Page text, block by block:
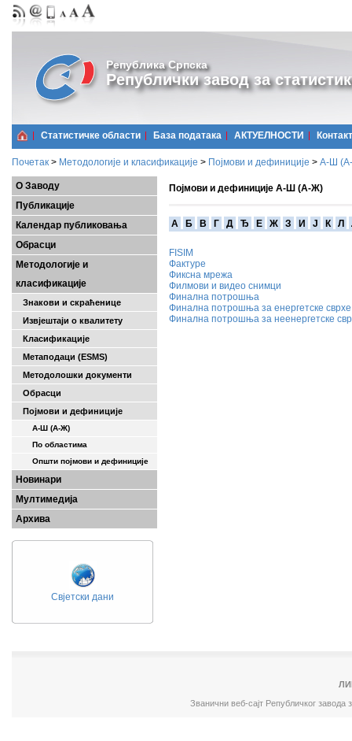
Република Српска
Републички завод за
Статистичке области Базa података АКТУЕЛНОСТИ Контакт
Почетак > Методологије и класификације > Појмови и дефиниције > А-Ш
О Заводу
Публикације
Календар публиковања
Обрасци
Методологије и
класификације
Знакови и скраћенице
Извјештаји о квалитету
Класификације
Метаподаци (ESMS)
Методолошки документи
Обрасци
Појмови и дефиниције
А-Ш (A-Ж)
По областима
Општи појмови и дефиниције
Новинари
Мултимедија
Архива
Свјетски дани
Појмови и дефиниције А-Ш (А-Ж)
A Б В Г Д Ђ Е Ж З И Ј К Л
FISIM
Фактуре
Фиксна мрежа
Филмови и видео снимци
Финална потрошња
Финална потрошња за енергетске сврхе
Финална потрошња за неенергетске
Званични веб-сајт Републичког